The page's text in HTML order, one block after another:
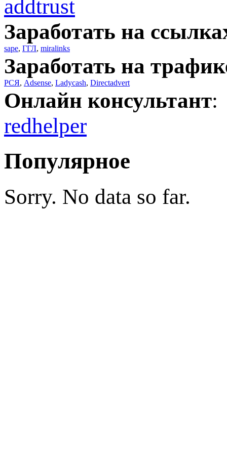
addtrust
Заработать на
sape, ГГЛ, miralinks
Заработать на
РСЯ, Adsense, Ladycash, Directadvert
Онлайн консультант:
redhelper
Популярное
Sorry. No data so far.